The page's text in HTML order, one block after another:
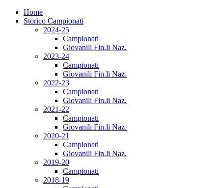
Home
Storico Campionati
2024-25
Campionati
Giovanili Fin.li Naz.
2023-24
Campionati
Giovanili Fin.li Naz.
2022-23
Campionati
Giovanili Fin.li Naz.
2021-22
Campionati
Giovanili Fin.li Naz.
2020-21
Campionati
Giovanili Fin.li Naz.
2019-20
Campionati
2018-19